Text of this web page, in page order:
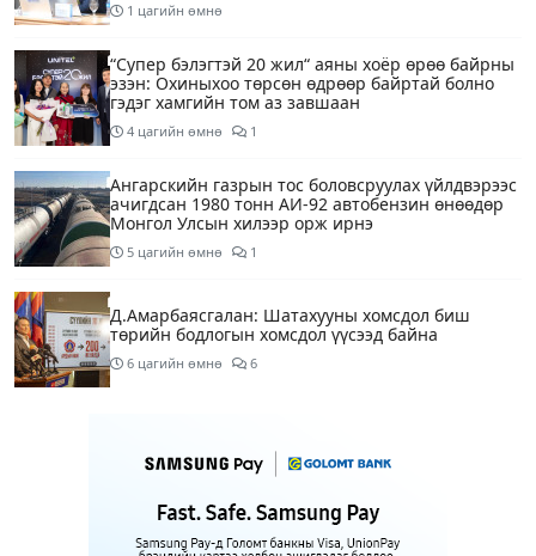
1 цагийн өмнө
“Супер бэлэгтэй 20 жил“ аяны хоёр өрөө байрны
эзэн: Охиныхоо төрсөн өдрөөр байртай болно
гэдэг хамгийн том аз завшаан
4 цагийн өмнө 1
Ангарскийн газрын тос боловсруулах үйлдвэрээс
ачигдсан 1980 тонн АИ-92 автобензин өнөөдөр
Монгол Улсын хилээр орж ирнэ
5 цагийн өмнө 1
Д.Амарбаясгалан: Шатахууны хомсдол биш
төрийн бодлогын хомсдол үүсээд байна
6 цагийн өмнө 6
23:00 цагаас түр хааж, борооны ус зайлуулах
шугамын хөндлөн сэтэлгээ хийнэ
Нэгдүгээр ангид элсэгчдийн бүртгэлийг энэ